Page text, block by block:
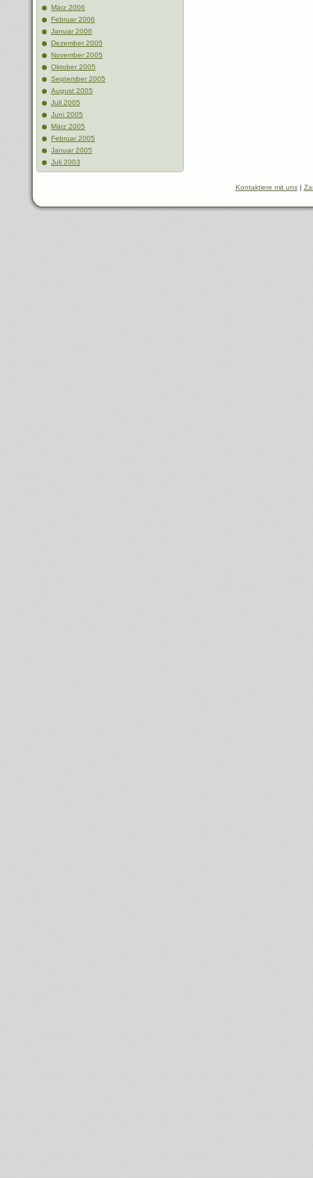
März 2006
Februar 2006
Januar 2006
Dezember 2005
November 2005
Oktober 2005
September 2005
August 2005
Juli 2005
Juni 2005
März 2005
Februar 2005
Januar 2005
Juli 2003
Kontaktiere mit uns|